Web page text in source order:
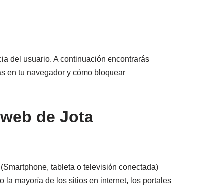
del usuario. A continuación encontrarás
en tu navegador y cómo bloquear
de Jota
tableta o televisión conectada)
la mayoría de los sitios en internet, los portales